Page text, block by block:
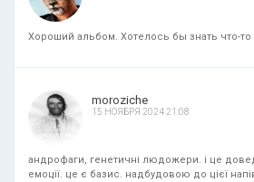
Хороший альбом. Хотелось бы знать что-то
moroziche
15 НОЯБРЯ 2024 21:08
андрофаги, генетичні людожери. і це
емоції. це є базис. надбудовою до цієї